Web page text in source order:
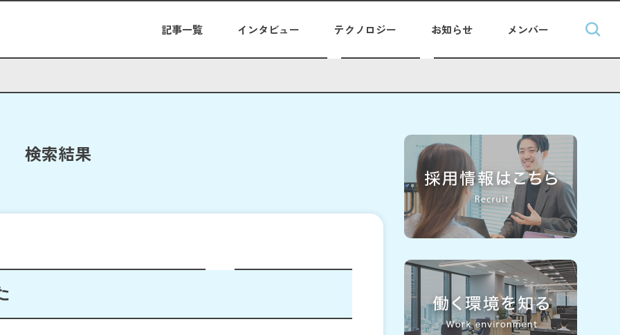
記事一覧 インタビュー テクノロジー お知らせ メンバー
検索結果